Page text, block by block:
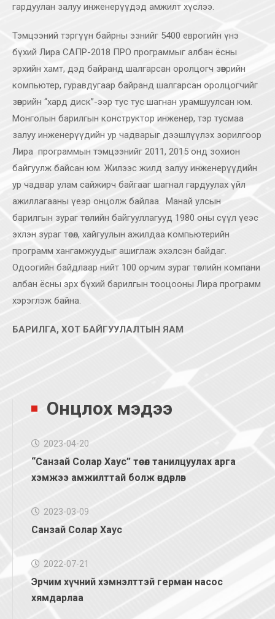
гардуулан залуу инженерүүдэд амжилт хүслээ.
Тэмцээний тэргүүн байрны эзнийг 5400 еврогийн үнэ
бүхий Лира САПР-2018 ПРО программыг албан ёсны
эрхийн хамт, дэд байранд шалгарсан оролцогч зөөврийн
компьютер, гуравдугаар байранд шалгарсан оролцогчийг
зөөврийн “хард диск”-ээр тус тус шагнан урамшуулсан юм.
Монголын барилгын конструктор инженер, тэр тусмаа
залуу инженерүүдийн ур чадварыг дээшлүүлэх зорилгоор
Лира программын тэмцээнийг 2011, 2015 онд зохион
байгуулж байсан юм. Жилээс жилд залуу инженерүүдийн
ур чадвар улам сайжирч байгааг шагнал гардуулах үйл
ажиллагааны үеэр онцолж байлаа. Манай улсын
барилгын зураг төслийн байгууллагууд 1980 оны сүүл үеэс
эхлэн зураг төсөл, хайгуулын ажилдаа компьютерийн
программ хангамжуудыг ашиглаж эхэлсэн байдаг.
Одоогийн байдлаар нийт 100 орчим зураг төслийн компани
албан ёсны эрх бүхий барилгын тооцооны Лира программ
хэрэглэж байна.
БАРИЛГА, ХОТ БАЙГУУЛАЛТЫН ЯАМ
Онцлох мэдээ
2023-04-20
“Санзай Солар Хаус” төсөл танилцуулах арга
хэмжээ амжилттай болж өндөрлөв
2023-03-09
Санзай Солар Хаус
2022-07-21
Эрчим хүчний хэмнэлттэй герман насос
хямдарлаа